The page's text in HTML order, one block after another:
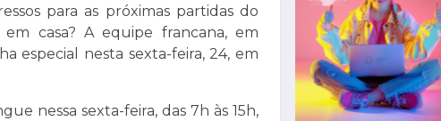
para as próximas partidas do
casa? A equipe francana, em
especial nesta sexta-feira, 24, em
nessa sexta-feira, das 7h às 15h,